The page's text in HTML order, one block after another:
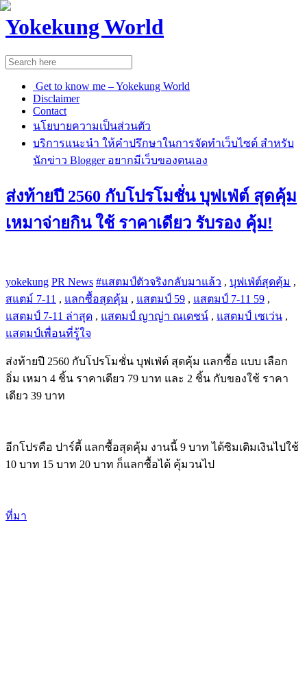
Yokekung World
Get to know me – Yokekung World
Disclaimer
Contact
นโยบายความเป็นส่วนตัว
บริการแนะนำ ให้คำปรึกษาในการจัดทำเว็บไซต์ สำหรับ
นักข่าว Blogger อยากมีเว็บของตนเอง
ส่งท้ายปี 2560 กับโปรโมชั่น บุฟเฟ่ต์ สุดคุ้ม
เหมาจ่ายกิน ใช้ ราคาเดียว รับรอง คุ้ม!
yokekung PR News ‪#‎แสตมป์ตัวจริงกลับมาแล้ว‬ , บุฟเฟ่ต์สุดคุ้ม ,
สแตม์ 7-11 , แลกซื้อสุดคุ้ม , แสตมป์ 59 , แสตมป์ 7-11 59 ,
แสตมป์ 7-11 ล่าสุด , แสตมป์ ญาญ่า ณเดชน์ , แสตมป์ เซเว่น ,
แสตมป์เพื่อนที่รู้ใจ
ส่งท้ายปี 2560 กับโปรโมชั่น บุฟเฟ่ต์ สุดคุ้ม แลกซื้อ แบบ เลือก
อิ่ม เหมา 4 ชิ้น ราคาเดียว 79 บาท และ 2 ชิ้น กับของใช้ ราคา
เดียว 39 บาท
อีกโปรคือ ปาร์ตี้ แลกซื้อสุดคุ้ม งานนี้ 9 บาท ได้ซิมเติมเงินไปใช้
10 บาท 15 บาท 20 บาท ก็แลกซื้อได้ คุ้มวนไป
ที่มา